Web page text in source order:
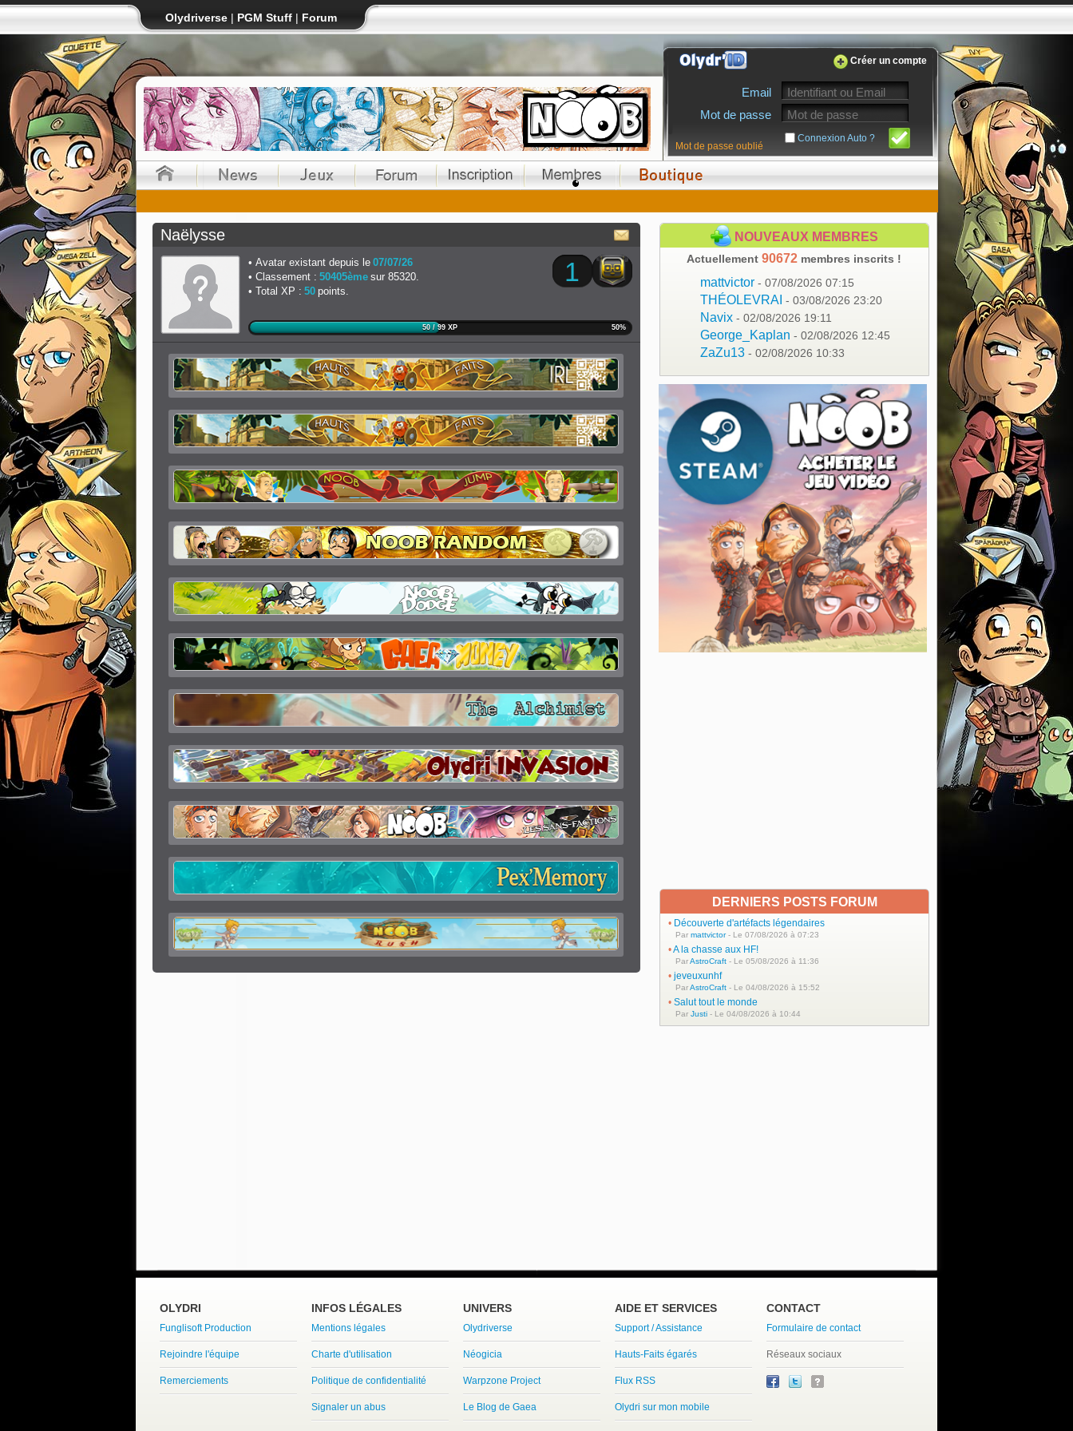
Olydriverse | PGM Stuff | Forum
Créer un compte
Email
Mot de passe
Connexion Auto ?
Mot de passe oublié
Naëlysse
Avatar existant depuis le 07/07/26
Classement : 50405ème sur 85320.
Total XP : 50 points.
1
50 / 99 XP 50%
NOUVEAUX MEMBRES
Actuellement 90672 membres inscrits !
mattvictor - 07/08/2026 07:15
THÉOLEVRAI - 03/08/2026 23:20
Navix - 02/08/2026 19:11
George_Kaplan - 02/08/2026 12:45
ZaZu13 - 02/08/2026 10:33
DERNIERS POSTS FORUM
• Découverte d'artéfacts légendaires
Par mattvictor- Le 07/08/2026 à 07:23
•A la chasse aux HF!
ParAstroCraft - Le 05/08/2026 à 11:36
• jeveuxunhf
ParAstroCraft - Le 04/08/2026 à 15:52
• Salut tout le monde
Par Justi - Le 04/08/2026 à 10:44
OLYDRI
Funglisoft Production
Rejoindre l'équipe
Remerciements
INFOS LÉGALES
Mentions légales
Charte d'utilisation
Politique de confidentialité
Signaler un abus
UNIVERS
Olydriverse
Néogicia
Warpzone Project
Le Blog de Gaea
AIDE ET SERVICES
Support / Assistance
Hauts-Faits égarés
Flux RSS
Olydri sur mon mobile
CONTACT
Formulaire de contact
Réseaux sociaux